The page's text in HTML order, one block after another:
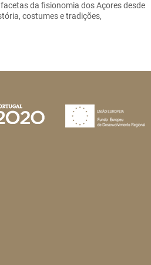
da fisionomia dos Açores desde
costumes e tradições,